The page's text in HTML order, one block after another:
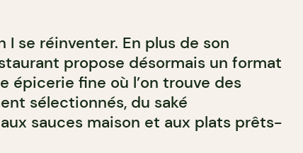
I se réinventer. En plus de son
propose désormais un format
épicerie fine où l’on trouve des
sélectionnés, du saké
sauces maison et aux plats prêts-